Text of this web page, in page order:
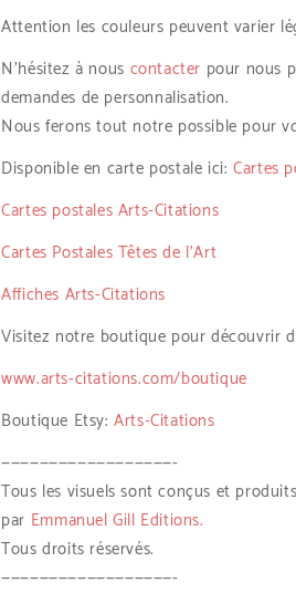
Attention les couleurs peuvent varier
N’hésitez à nous contacter pour nous
demandes de personnalisation.
Nous ferons tout notre possible pour
Disponible en carte postale ici:Cartes
Cartes postales Arts-Citations
Cartes Postales Têtes de l’Art
Affiches Arts-Citations
Visitez notre boutique pour découvrir
www.arts-citations.com/boutique
Boutique Etsy:Arts-Citations
——————————————————-
Tous les visuels sont conçus et produits
par Emmanuel Gill Editions.
Tous droits réservés.
——————————————————-